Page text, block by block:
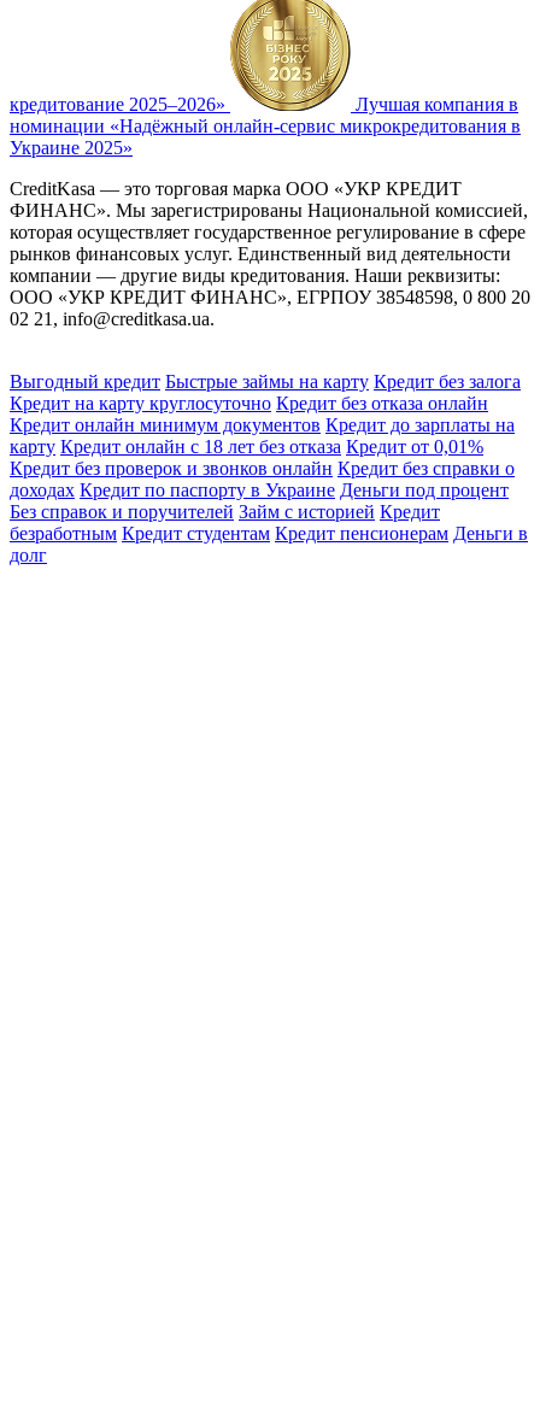
кредитование 2025–2026»
Лучшая компания в
номинации «Надёжный онлайн-сервис микрокредитования в
Украине 2025»
CreditKasa — это торговая марка ООО «УКР КРЕДИТ
ФИНАНС». Мы зарегистрированы Национальной комиссией,
которая осуществляет государственное регулирование в сфере
рынков финансовых услуг. Единственный вид деятельности
компании — другие виды кредитования. Наши реквизиты:
ООО «УКР КРЕДИТ ФИНАНС», ЕГРПОУ 38548598, 0 800 20
02 21, info@creditkasa.ua.
Выгодный кредит Быстрые займы на карту Кредит без залога
Кредит на карту круглосуточно Кредит без отказа онлайн
Кредит онлайн минимум документов Кредит до зарплаты на
карту Кредит онлайн с 18 лет без отказа Кредит от 0,01%
Кредит без проверок и звонков онлайн Кредит без справки о
доходах Кредит по паспорту в Украине Деньги под процент
Без справок и поручителей Займ с историей Кредит
безработным Кредит студентам Кредит пенсионерам Деньги в
долг